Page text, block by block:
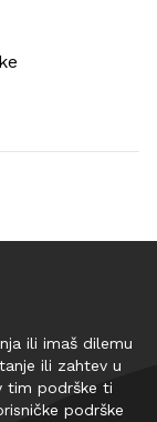
ili imaš dilemu
ili zahtev u
tim podrške ti
podrške